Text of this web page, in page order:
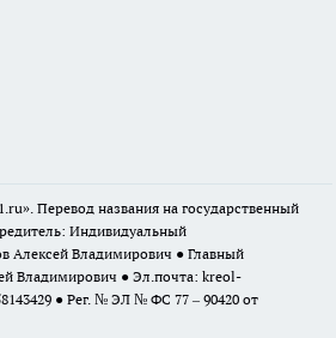
Перевод названия на государственный
Индивидуальный
Алексей Владимирович ● Главный
Владимирович ● Эл.почта: kreol-
● Рег. № ЭЛ № ФС 77 – 90420 от